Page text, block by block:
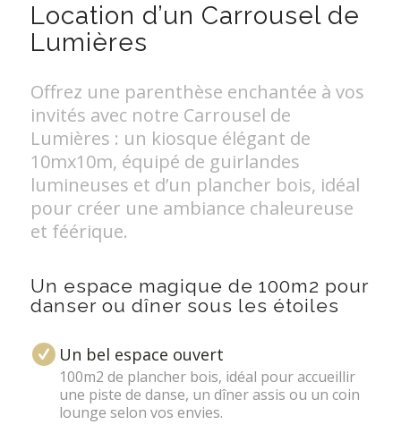
Location d’un Carrousel de
Lumières
Offrez une parenthèse enchantée à vos
invités avec notre Carrousel de
Lumières : un kiosque élégant de
10mx10m, équipé de guirlandes
lumineuses et d’un plancher bois, idéal
pour créer une ambiance chaleureuse
et féérique.
Un espace magique de 100m2 pour
danser ou dîner sous les étoiles
Un bel espace ouvert
100m2 de plancher bois, idéal pour accueillir
une piste de danse, un dîner assis ou un coin
lounge selon vos envies.